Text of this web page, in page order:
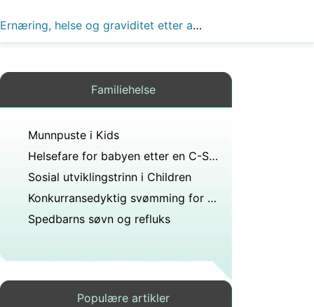
Ernæring, helse og graviditet etter alderen 40
Familiehelse
Munnpuste i Kids
Helsefare for babyen etter en C-Section
Sosial utviklingstrinn i Children
Konkurransedyktig svømming for barn
Spedbarns søvn og refluks
Populære artikler